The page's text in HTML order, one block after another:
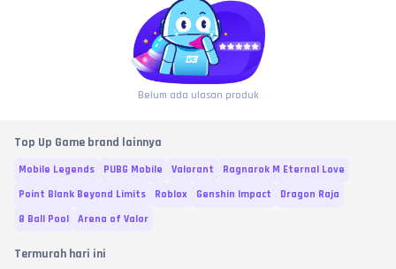
pembayaran di toko ini, pembeli dianggap telah membaca, memahami,
seluruh syarat, ketentuan, serta batas garansi yang
berlaku di atas. No refund atas kesalahan murni user, bre! 🧐
Belum ada ulasan produk
Top Up Game brand lainnya
Mobile Legends PUBG Mobile Valorant
Ragnarok M Eternal Love
Point Blank Beyond Limits
Roblox Genshin Impact
Dragon Raja
8 Ball Pool
Arena of Valor
Termurah hari ini